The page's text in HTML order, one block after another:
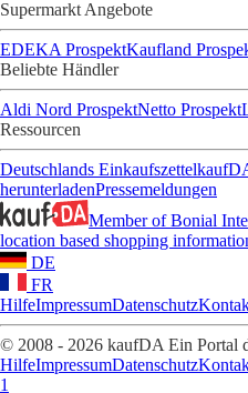
Supermarkt Angebote
EDEKA ProspektKaufland
Beliebte Händler
Aldi Nord ProspektNetto Prospekt
Ressourcen
Deutschlands Einkaufszettel
herunterladenPressemeldungen
Member of Bonial
location based shopping
DE
FR
HilfeImpressumDatenschutz
© 2008 - 2026 kaufDA Ein Portal
HilfeImpressumDatenschutz
1